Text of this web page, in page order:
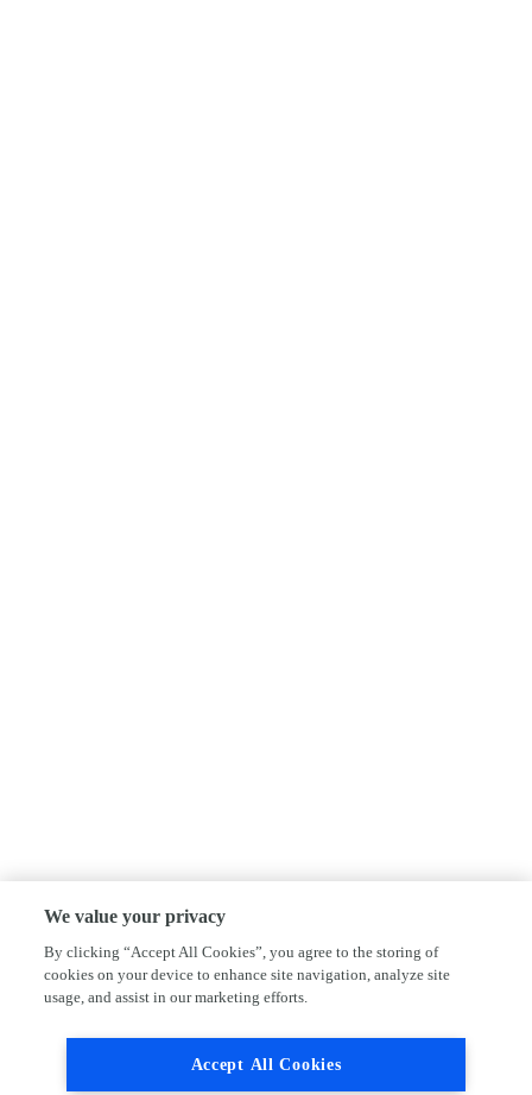
We value your privacy
By clicking “Accept All Cookies”, you agree to the storing of
cookies on your device to enhance site navigation, analyze site
usage, and assist in our marketing efforts.
Accept All Cookies